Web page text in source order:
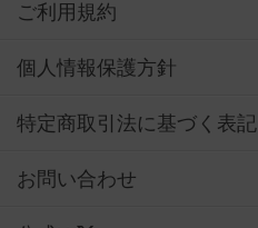
ご利用規約
個人情報保護方針
特定商取引法に基づく表記
お問い合わせ